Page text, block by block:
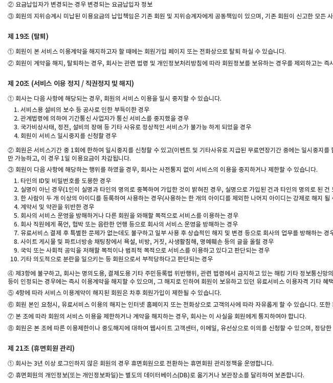
② 요금납입자가 변경되는 경우 변경되는 요금납입자 정보
③ 회원의 지위승계시 미납된 이용요금의 납입책임은 기존 회원 및 지위승계자에게 공동책임이 있으며, 기존 회원이 신고한 모든
제 19조 (탈퇴)
① 회원이 본 서비스 이용계약을 해지하고자 할 때에는 회원가입 페이지 또는 전화상으로 탈퇴 하실 수 있습니다.
② 회원이 계약을 해지, 탈퇴하는 경우, 회사는 관련 법령 및 개인정보처리방침에 따라 회원정보를 보유하는 경우를 제외하고는 즉
제 20조 (서비스 이용 정지 / 직권정지 및 해지)
① 회사는 다음 사항에 해당되는 경우, 회원의 서비스 이용을 일시 중지할 수 있습니다.
서비스용 설비의 보수 등 공사로 인한 부득이한 경우
관계법령에 의하여 기간통신 사업자가 통신 서비스를 중지했을 경우
국가비상사태, 정전, 설비의 장애 등 기타 사유로 정상적인 서비스가 불가능 하게 되었을 경우
회원이 서비스 일시중지를 신청할 경우
② 회원은 서비스기간 중 1회에 한하여 일시중지를 신청할 수 있고(이벤트 및 기타사유로 지급된 무료연장기간 중에는 일시중지
만 가능하고, 이 경우 1일 이용요금이 차감됩니다.
③ 회원이 다음 사항에 해당하는 행위를 하였을 경우, 회사는 사전통지 없이 서비스의 이용을 중지하거나 제한할 수 있습니다.
타인의 ID및 비밀번호를 도용한 경우
실명이 아닌 경우(1인이 실명과 타인의 명의로 중복하여 가입한 것이 밝혀진 경우, 실명으로 가입된 건과 타인의 명의로 된 건
한 사람이 두 개 이상의 아이디를 등록하여 사용하는 경우(사용하는 한 개의 아이디를 제외한 나머지 아이디는 강제로 해지 될
계약서 및 약관을 위반한 경우
회사의 서비스 운영을 방해하거나 다른 회원을 와해할 목적으로 서비스를 이용하는 경우
회사 직원에게 폭언, 협박 또는 음란한 언행 등으로 회사의 서비스 운영을 방해하는 경우
유료서비스 결제 후 특별한 문제가 없는데도 불구하고 일부 사용 후 상습적인 해지 및 변경 등으로 회사의 업무를 방해하는 경
사이트 게시물 및 파트너방송 채팅창에서 욕설, 비방, 거짓, 사생활침해, 명예훼손 등의 글을 올릴 경우
국익 또는 사회적 공익을 저해할 목적이나 범죄적 목적으로 서비스를 이용하고 있다고 판단되는 경우
기타 의도적으로 분란을 일으키는 등 회원으로서 부적당하다고 판단되는 경우
④ 제3항에 불구하고, 회사는 명의도용, 결제도용 기타 주민등록법 위반행위, 관련 법령에서 금지하고 있는 해킹 기타 정보통신
등이 인정되는 경우에는 즉시 이용계약을 해지할 수 있으며, 그 해지로 인하여 회원이 보유하고 있던 유료서비스 이용자격 기타 혜
⑤ 4항에 따라 서비스 이용계약이 해지된 회원은 차후 회원가입이 제한될 수 있습니다.
⑥ 회원 본인 요청시, 유료서비스 이용의 해지는 인터넷 홈페이지 또는 전화상으로 고객의사에 따라 자유롭게 할 수 있습니다. 또
⑦ 본 조에 따라 회원의 서비스 이용을 제한하거나 계약을 해지하는 경우, 회사는 이 사실을 회원에게 통지하여야 합니다.
⑧ 회원은 본 조에 따른 이용제한이나 중도해지에 대하여 웹사이트 고객센터, 이메일, 유선상으로 이의를 신청할 수 있으며, 정당
제 21조 (휴면회원 관리)
① 회사는 3년 이상 로그인하지 않은 회원의 경우 휴면회원으로 전환하는 휴면회원 관리정책을 운영합니다.
② 휴면회원의 개인정보(또는 개인정보파일)는 별도의 데이터베이스(DB)로 옮기거나 보관장소를 달리하여 보존합니다.